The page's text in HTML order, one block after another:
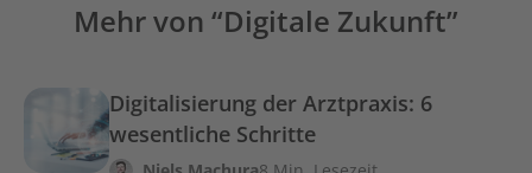
Mehr von “Digitale Zukunft”
Digitalisierung der Arztpraxis: 6
wesentliche Schritte